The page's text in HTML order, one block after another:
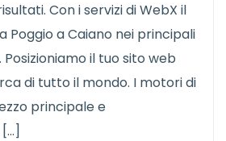
Con i servizi di WebX il
Poggio a Caiano nei principali
il tuo sito web
di tutto il mondo. I motori di
principale e